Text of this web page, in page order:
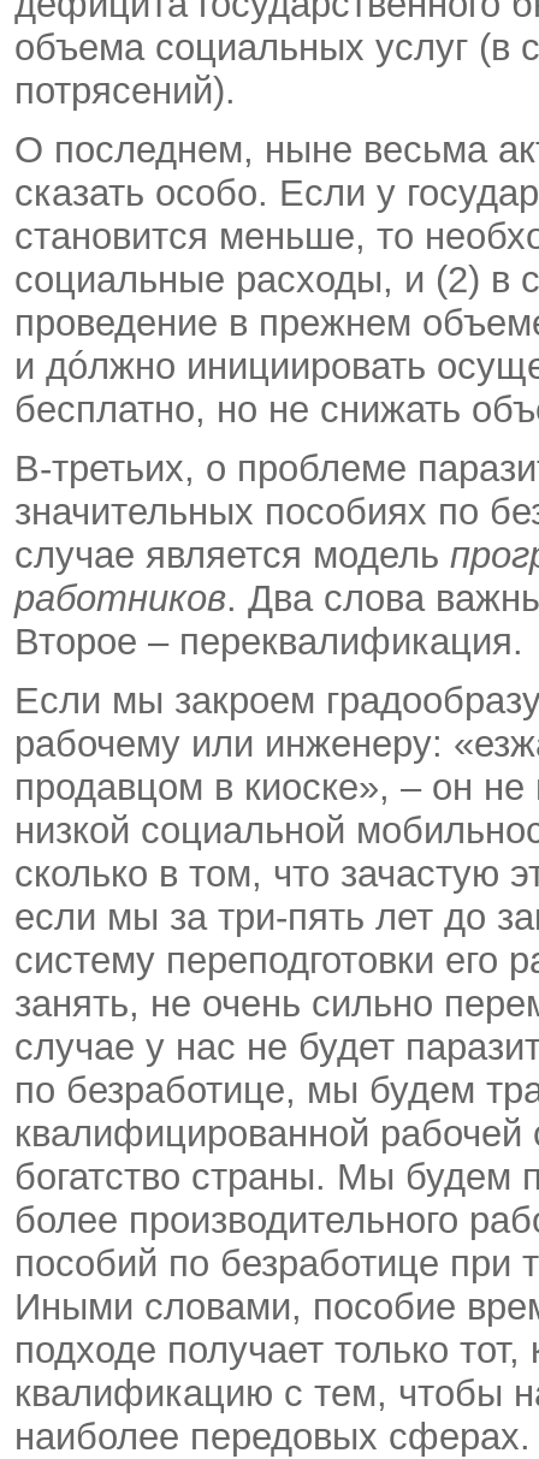
объема социальных услуг (в
потрясений).
О последнем, ныне весьма
сказать особо. Если у
становится меньше, то
социальные расходы, и (2) в
проведение в прежнем
и дóлжно инициировать
бесплатно, но не снижать
В-третьих, о проблеме
значительных пособиях по
случае является модель
работников. Два слова
Второе – переквалификация.
Если мы закроем
рабочему или инженеру:
продавцом в киоске», – он
низкой социальной
сколько в том, что зачастую
если мы за три-пять лет до
систему переподготовки его
занять, не очень сильно
случае у нас не будет
по безработице, мы будем
квалифицированной рабочей
богатство страны. Мы будем
более производительного
пособий по безработице при
Иными словами, пособие
подходе получает только
квалификацию с тем, чтобы
наиболее передовых сферах.